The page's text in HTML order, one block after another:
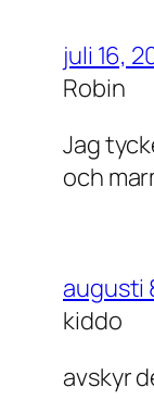
juli 16,
Robin
Jag
och
augusti
kiddo
avskyr